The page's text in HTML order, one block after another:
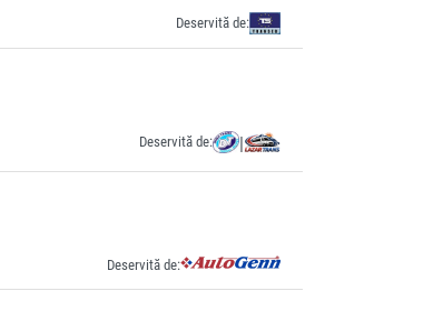
Deservită de:
Deservită de: |
Deservită de: